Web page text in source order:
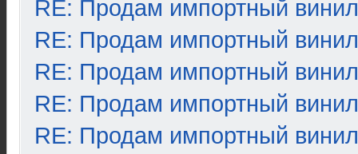
RE: Продам импортный винил
RE: Продам импортный винил
RE: Продам импортный винил
RE: Продам импортный винил
RE: Продам импортный винил